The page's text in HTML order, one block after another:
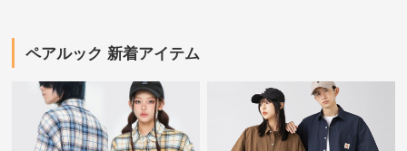
ペアルック 新着アイテム